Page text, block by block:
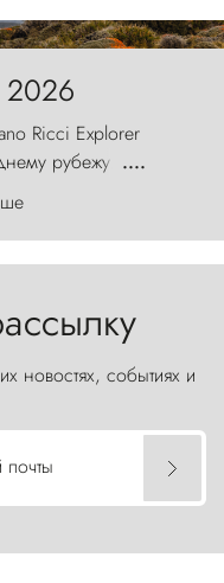
Ricci Explorer
рубежу
ветер с
а пики
стражи,
....
новостях, событиях и